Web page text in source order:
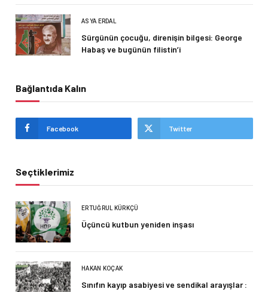
ASYA ERDAL
Sürgünün çocuğu, direnişin bilgesi: George
Habaş ve bugünün filistin’i
Bağlantıda Kalın
Facebook Twitter
Seçtiklerimiz
ERTUĞRUL KÜRKÇÜ
Üçüncü kutbun yeniden inşası
HAKAN KOÇAK
Sınıfın kayıp asabiyesi ve sendikal arayışlar :